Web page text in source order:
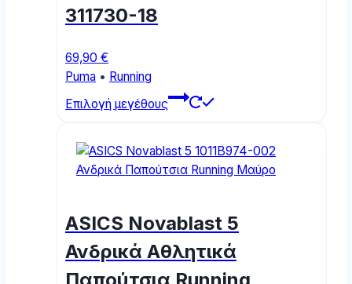
311730-18
69,90 €
Puma • Running
Επιλογή μεγέθους
This
multiple
variants.
may
be
chosen
ASICS Novablast 5
Ανδρικά Αθλητικά